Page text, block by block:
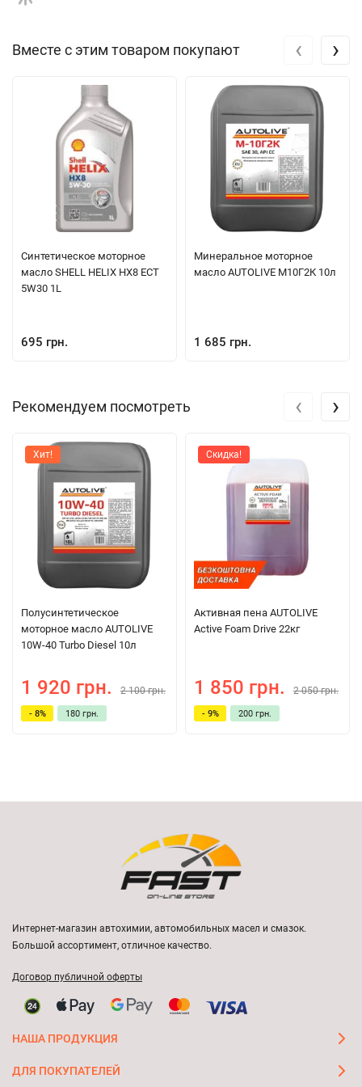
Вместе с этим товаром покупают
Синтетическое моторное
масло SHELL HELIX HX8 ECT
5W30 1L
695 грн.
Минеральное моторное
масло AUTOLIVE М10Г2К 10л
1 685 грн.
‹ ›
Рекомендуем посмотреть
Хит!
Полуcинтетическое
моторное масло AUTOLIVE
10W-40 Turbo Diesel 10л
1 920 грн. 2 100 грн.
- 8% 180 грн.
Скидка!
Активная пена AUTOLIVE
Active Foam Drive 22кг
1 850 грн. 2 050 грн.
- 9% 200 грн.
‹ ›
Интернет-магазин автохимии, автомобильных масел и смазок.
Большой ассортимент, отличное качество.
Договор публичной оферты
НАША ПРОДУКЦИЯ
ДЛЯ ПОКУПАТЕЛЕЙ